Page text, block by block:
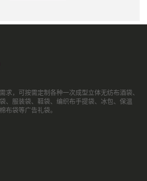
求，可按需定制各种一次成型立体无纺布酒袋、
、服装袋、鞋袋、编织布手提袋、冰包、保温
布袋等广告礼袋。